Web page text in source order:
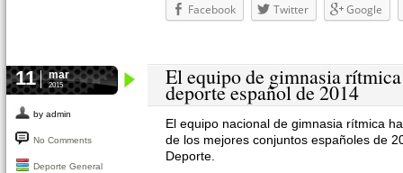
Facebook
Twitter Google
11 mar
2015
by admin
No Comments
Deporte General
El equipo de gimnasia
deporte español de 2014
El equipo nacional de gimnasia rítmica
de los mejores conjuntos españoles de
Deporte.